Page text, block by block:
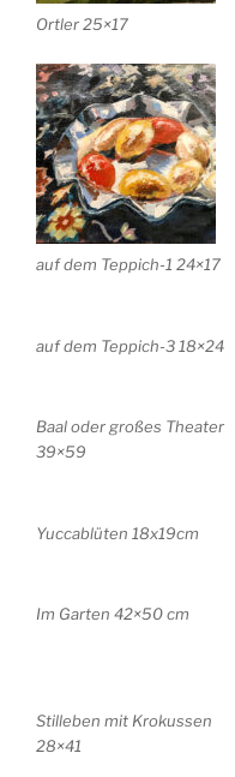
Ortler 25×17
auf dem Teppich-1 24×17
auf dem Teppich-3 18×24
Baal oder großes Theater
39×59
Yuccablüten 18x19cm
Im Garten 42×50 cm
Stilleben mit Krokussen
28×41